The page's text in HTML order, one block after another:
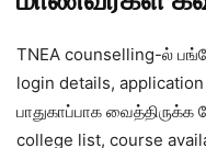
TNEA counselling-ல்
login details,
பாதுகாப்பாக
college list, course